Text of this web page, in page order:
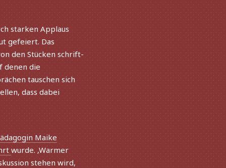
star­ken Applaus
gefei­ert. Das
den Stücken schrift­
denen die
tauschen sich
dass dabei
Maike
wurde. ‚Warmer
stehen wird,